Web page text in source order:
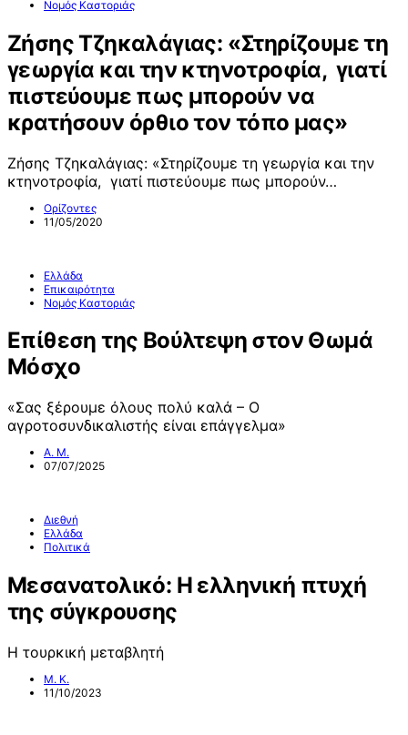
Νομός Καστοριάς
Ζήσης Τζηκαλάγιας: «Στηρίζουμε τη
γεωργία και την κτηνοτροφία, γιατί
πιστεύουμε πως μπορούν να
κρατήσουν όρθιο τον τόπο μας»
Ζήσης Τζηκαλάγιας: «Στηρίζουμε τη γεωργία και την
κτηνοτροφία, γιατί πιστεύουμε πως μπορούν…
Ορίζοντες
11/05/2020
Ελλάδα
Επικαιρότητα
Νομός Καστοριάς
Επίθεση της Βούλτεψη στον Θωμά
Μόσχο
«Σας ξέρουμε όλους πολύ καλά – Ο
αγροτοσυνδικαλιστής είναι επάγγελμα»
Α. Μ.
07/07/2025
Διεθνή
Ελλάδα
Πολιτικά
Μεσανατολικό: Η ελληνική πτυχή
της σύγκρουσης
Η τουρκική μεταβλητή
Μ. Κ.
11/10/2023